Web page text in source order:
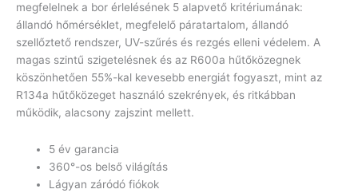
megfelelnek a bor érlelésének 5 alapvető kritériumának:
állandó hőmérséklet, megfelelő páratartalom, állandó
szellőztető rendszer, UV-szűrés és rezgés elleni védelem. A
magas szintű szigetelésnek és az R600a hűtőközegnek
köszönhetően 55%-kal kevesebb energiát fogyaszt, mint az
R134a hűtőközeget használó szekrények, és ritkábban
működik, alacsony zajszint mellett.
5 év garancia
360°-os belső világítás
Lágyan záródó fiókok